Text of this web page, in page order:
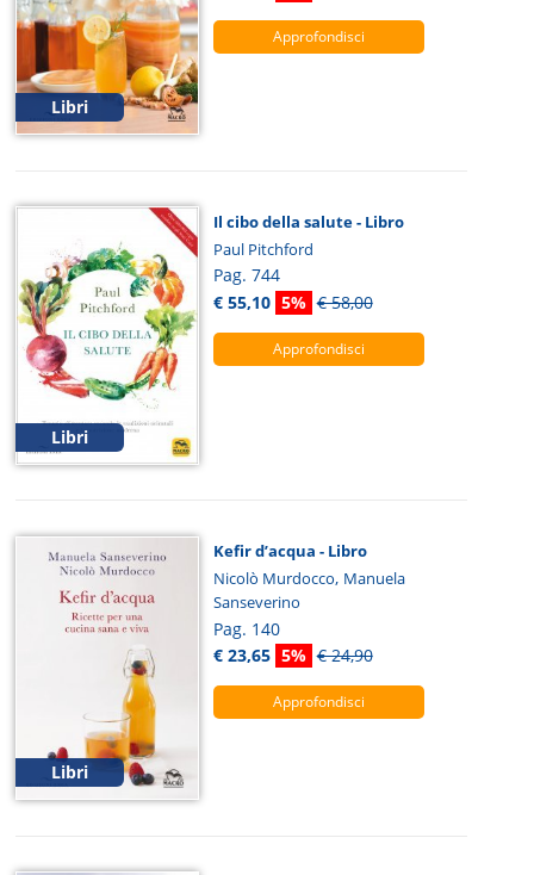
Libri
Approfondisci
Libri
Il cibo della salute - Libro
Paul Pitchford
Pag. 744
€ 55,10 5% € 58,00
Approfondisci
Libri
Kefir d’acqua - Libro
Nicolò Murdocco, Manuela
Sanseverino
Pag. 140
€ 23,65 5% € 24,90
Approfondisci